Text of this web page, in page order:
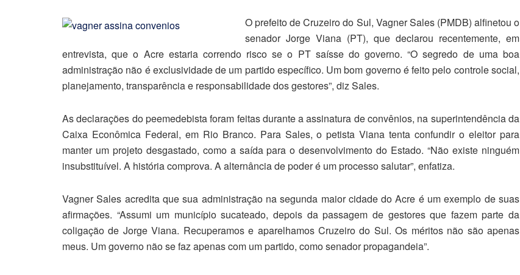
O prefeito de Cruzeiro do Sul, Vagner Sales (PMDB) alfinetou o
senador Jorge Viana (PT), que declarou recentemente, em
entrevista, que o Acre estaria correndo risco se o PT saísse do governo. “O segredo de uma boa
administração não é exclusividade de um partido específico. Um bom governo é feito pelo controle social,
planejamento, transparência e responsabilidade dos gestores”, diz Sales.
As declarações do peemedebista foram feitas durante a assinatura de convênios, na superintendência da
Caixa Econômica Federal, em Rio Branco. Para Sales, o petista Viana tenta confundir o eleitor para
manter um projeto desgastado, como a saída para o desenvolvimento do Estado. “Não existe ninguém
insubstituível. A história comprova. A alternância de poder é um processo salutar”, enfatiza.
Vagner Sales acredita que sua administração na segunda maior cidade do Acre é um exemplo de suas
afirmações. “Assumi um município sucateado, depois da passagem de gestores que fazem parte da
coligação de Jorge Viana. Recuperamos e aparelhamos Cruzeiro do Sul. Os méritos não são apenas
meus. Um governo não se faz apenas com um partido, como senador propagandeia”.